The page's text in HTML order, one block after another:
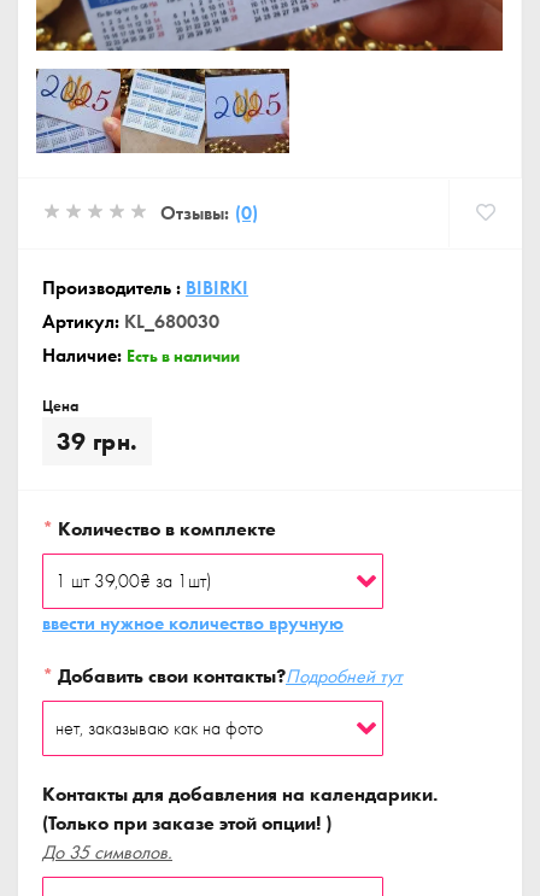
Отзывы: (0)
Производитель : BIBIRKI
Артикул: KL_680030
Наличие: Есть в наличии
Цена
39 грн.
* Количество в комплекте
ввести нужное количество вручную
* Добавить свои контакты?Подробней тут
Контакты для добавления на календарики.
(Только при заказе этой опции! )
До 35 символов.